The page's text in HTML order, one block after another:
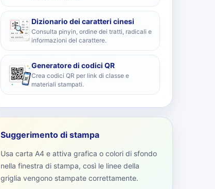
Dizionario dei caratteri cinesi
Consulta pinyin, ordine dei tratti, radicali e
informazioni del carattere.
Generatore di codici QR
Crea codici QR per link di classe e
materiali stampati.
Suggerimento di stampa
Usa carta A4 e attiva grafica o colori di sfondo
nella finestra di stampa, così le linee della
griglia vengono stampate correttamente.